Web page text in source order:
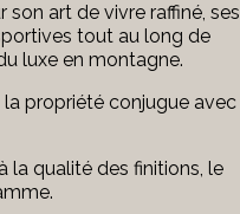
art de vivre raffiné, ses
tout au long de
luxe en montagne.
la propriété conjugue avec
la qualité des finitions, le